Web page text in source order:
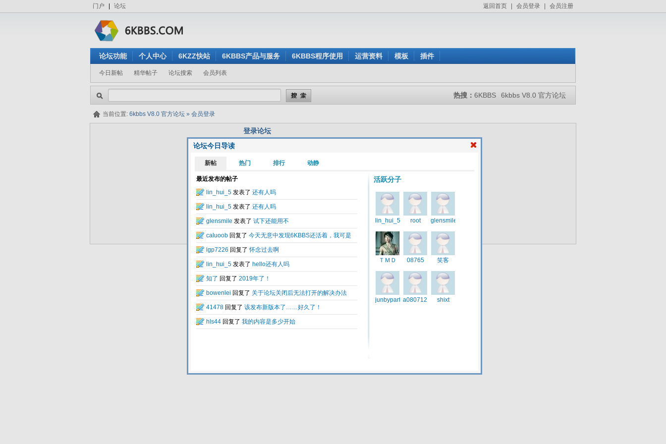
门户 论坛 返回首页 会员登录 会员注册
论坛功能 个人中心 6KZZ快站 6KBBS产品与服务 6KBBS程序使用 运营资料 模板 插件
今日新帖 精华帖子 论坛搜索 会员列表
热搜： 6KBBS 6kbbs V8.0 官方论坛
论坛今日导读
当前位置: 6kbbs V8.0 官方论坛 » 会员登录
登录论坛
用户名:
验证码: 看不清楚？点击刷新验证码
隐身登录: 是 否
记住我的登录状态
Total 0.046455(s) query 3, Time now is:2026-08-07 01:05
Powered by